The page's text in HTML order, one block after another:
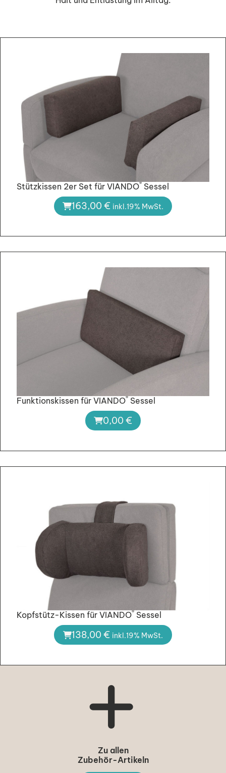
Stützkissen 2er Set für VIANDO® Sessel
163,00€ inkl.19% MwSt.
Funktionskissen für VIANDO® Sessel
0,00€
Kopfstütz-Kissen für VIANDO® Sessel
138,00€ inkl.19% MwSt.
Zu allen
Zubehör-Artikeln